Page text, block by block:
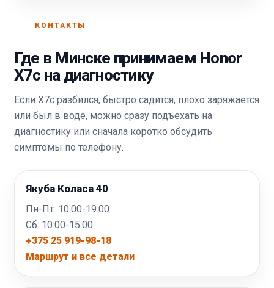
КОНТАКТЫ
Где в Минске принимаем Honor
X7c на диагностику
Если X7c разбился, быстро садится, плохо заряжается
или был в воде, можно сразу подъехать на
диагностику или сначала коротко обсудить
симптомы по телефону.
Якуба Коласа 40
Пн-Пт: 10:00-19:00
Сб: 10:00-15:00
+375 25 919-98-18
Маршрут и все детали